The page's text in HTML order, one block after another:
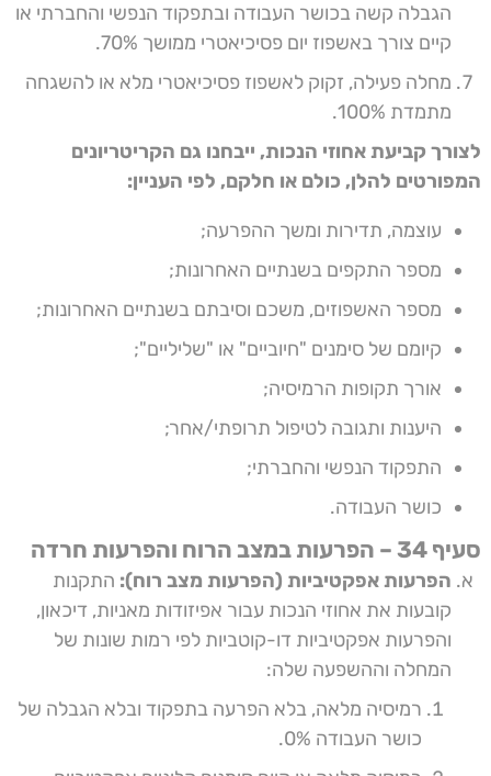
הגבלה קשה בכושר העבודה ובתפקוד הנפשי והחברתי או
קיים צורך באשפוז יום פסיכיאטרי ממושך 70%.
מחלה פעילה, זקוק לאשפוז פסיכיאטרי מלא או להשגחה
מתמדת 100%.
לצורך קביעת אחוזי הנכות, ייבחנו גם הקריטריונים
המפורטים להלן, כולם או חלקם, לפי העניין:
עוצמה, תדירות ומשך ההפרעה;
מספר התקפים בשנתיים האחרונות;
מספר האשפוזים, משכם וסיבתם בשנתיים האחרונות;
קיומם של סימנים "חיוביים" או "שליליים";
אורך תקופות הרמיסיה;
היענות ותגובה לטיפול תרופתי/אחר;
התפקוד הנפשי והחברתי;
כושר העבודה.
סעיף 34 – הפרעות במצב הרוח והפרעות חרדה
הפרעות אפקטיביות (הפרעות מצב רוח): התקנות
קובעות את אחוזי הנכות עבור אפיזודות מאניות, דיכאון,
והפרעות אפקטיביות דו-קוטביות לפי רמות שונות של
המחלה וההשפעה שלה:
רמיסיה מלאה, בלא הפרעה בתפקוד ובלא הגבלה של
כושר העבודה 0%.